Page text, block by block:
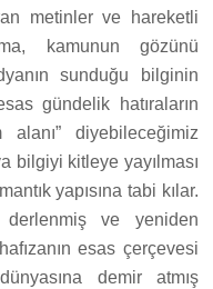
metinler ve hareketli
kamunun gözünü
sunduğu bilginin
gündelik hatıraların
alanı” diyebileceğimiz
bilgiyi kitleye yayılması
yapısına tabi kılar.
ve yeniden
esas çerçevesi
demir atmış